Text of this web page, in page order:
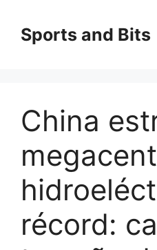
contenido
Sports and Bits
China
récord: